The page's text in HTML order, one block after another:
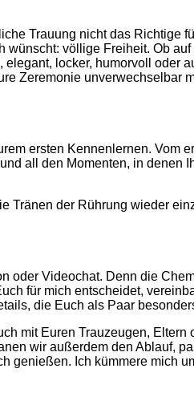
Trauung nicht das Richtige
völlige Freiheit. Ob
locker, humorvoll oder
Zeremonie unverwechselbar
ersten Kennenlernen. Vom
all den Momenten, in denen
Tränen der Rührung wieder
oder Videochat. Denn die
für mich entscheidet,
die Euch als Paar
mit Euren Trauzeugen,
wir außerdem den Ablauf,
genießen. Ich kümmere mich